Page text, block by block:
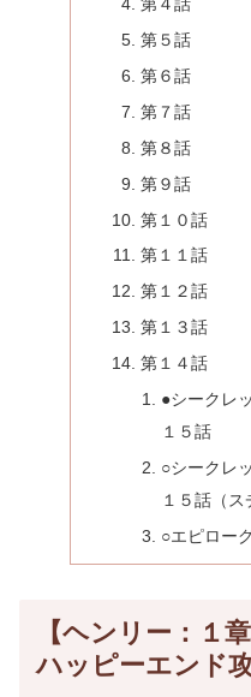
第４話
第５話
第６話
第７話
第８話
第９話
第１０話
第１１話
第１２話
第１３話
第１４話
●シークレ
１５話
○シークレ
１５話（ス
○エピロー
【ヘンリー：１
ハッピーエンド